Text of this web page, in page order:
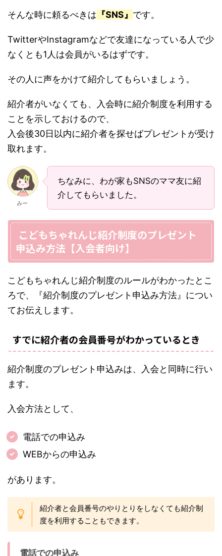
そんな時に頼るべきは 『SNS』 です。
TwitterやInstagramなどで友達になっている人で少
なくとも1人は会員がいるはずです。
その人に声をかけて紹介してもらいましょう。
紹介者がいなくても、入会時に紹介制度を利用する
ことを示しておけるので、
入会後30日以内に紹介者を探せばプレゼントが受け
取れます。
みー
ちなみに、わが家もSNSのママ友に紹
介してもらいました。
こどもちゃれんじ紹介制度のプレゼント
申込み方法【入会者向け】
こどもちゃれんじ紹介制度のルールがわかったとこ
ろで、『紹介制度のプレゼント申込み方法』につい
てお伝えします。
すでに紹介者の会員番号がわかっているとき
紹介制度のプレゼント申込みは、入会と同時に行い
ます。
入会方法として、
電話での申込み
WEBからの申込み
があります。
紹介者と会員番号のやりとりをしなくても紹介制
度を利用することもできます。
電話での申込み